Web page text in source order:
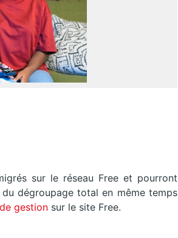
sur le réseau Free et pourront
dégroupage total en même temps
gestion sur le site Free.